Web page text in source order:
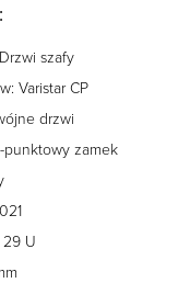
szafy
Varistar CP
drzwi
punktowy zamek
29 U